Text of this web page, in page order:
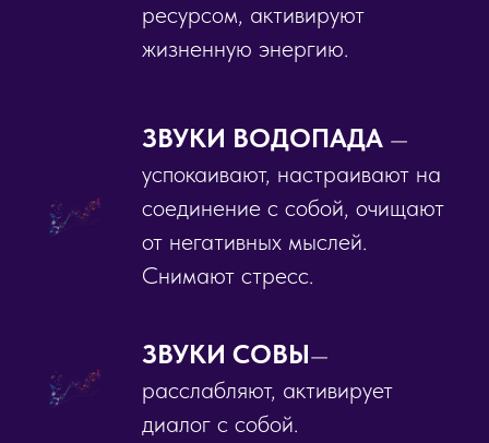
ресурсом, активируют
жизненную энергию.
ЗВУКИ ВОДОПАДА —
успокаивают, настраивают на
соединение с собой, очищают
от негативных мыслей.
Снимают стресс.
ЗВУКИ СОВЫ—
расслабляют, активирует
диалог с собой.